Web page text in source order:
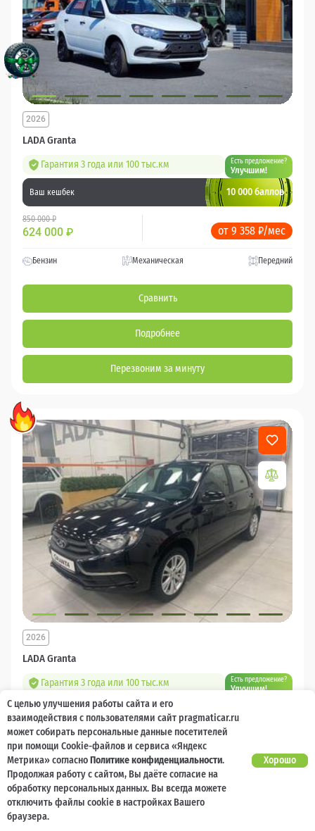
LADA Granta
2026
Гарантия 3 года или 100 тыс.км Есть предложение?
Улучшим!
Ваш кешбек 10 000 баллов
850 000 ₽
624 000 ₽ от 9 358 ₽/мес
Бензин Механическая Передний
Сравнить
Подробнее
Перезвоним за минуту
LADA Granta
2026
Гарантия 3 года или 100 тыс.км Есть предложение?
Улучшим!
Ваш кешбек
1 218 000 ₽
904 400₽
Бензин Механическая
С целью улучшения работы сайта и его
взаимодействия с пользователями сайт pragmaticar.ru
может собирать персональные данные посетителей
при помощи Cookie-файлов и сервиса «Яндекс
Метрика» согласноПолитике конфиденциальности.
Продолжая работу с сайтом, Вы даёте согласие на
обработку персональных данных. Вы всегда можете
отключить файлы cookie в настройках Вашего
браузера.
Хорошо